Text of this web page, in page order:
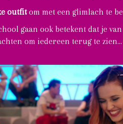
outfitom met een glimlach te
gaan ook betekent dat je
om iedereen terug te zien...